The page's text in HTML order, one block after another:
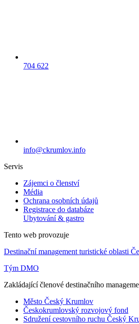
704 622
info@ckrumlov.info
Servis
Zájemci o členství
Média
Ochrana osobních údajů
Registrace do databáze
Ubytování & gastro
Tento web provozuje
Destinační management turistické oblasti
Tým DMO
Zakládající členové destinačního
Město Český Krumlov
Českokrumlovský rozvojový fond
Sdružení cestovního ruchu Český